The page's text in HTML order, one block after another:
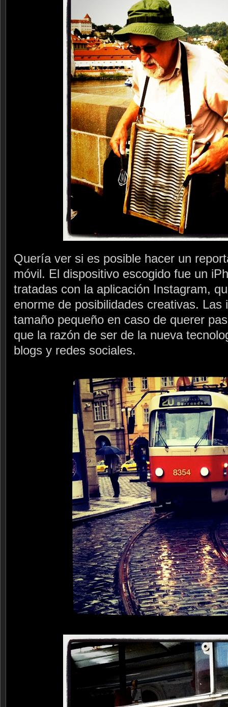
Quería ver si es posible hacer un
móvil. El dispositivo escogido fue un
tratadas con la aplicación Instagram,
enorme de posibilidades creativas. Las
tamaño pequeño en caso de querer
que la razón de ser de la nueva
blogs y redes sociales.